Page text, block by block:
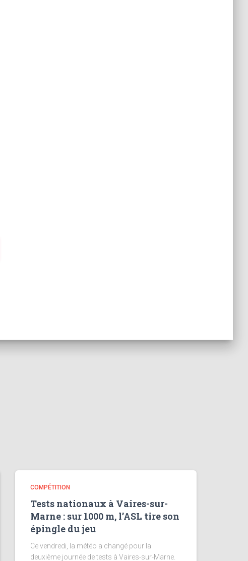
COMPÉTITION
Tests nationaux à Vaires-sur-
Marne : sur 1000 m, l’ASL tire son
épingle du jeu
Ce vendredi, la météo a changé pour la
deuxième journée de tests à Vaires-sur-Marne.